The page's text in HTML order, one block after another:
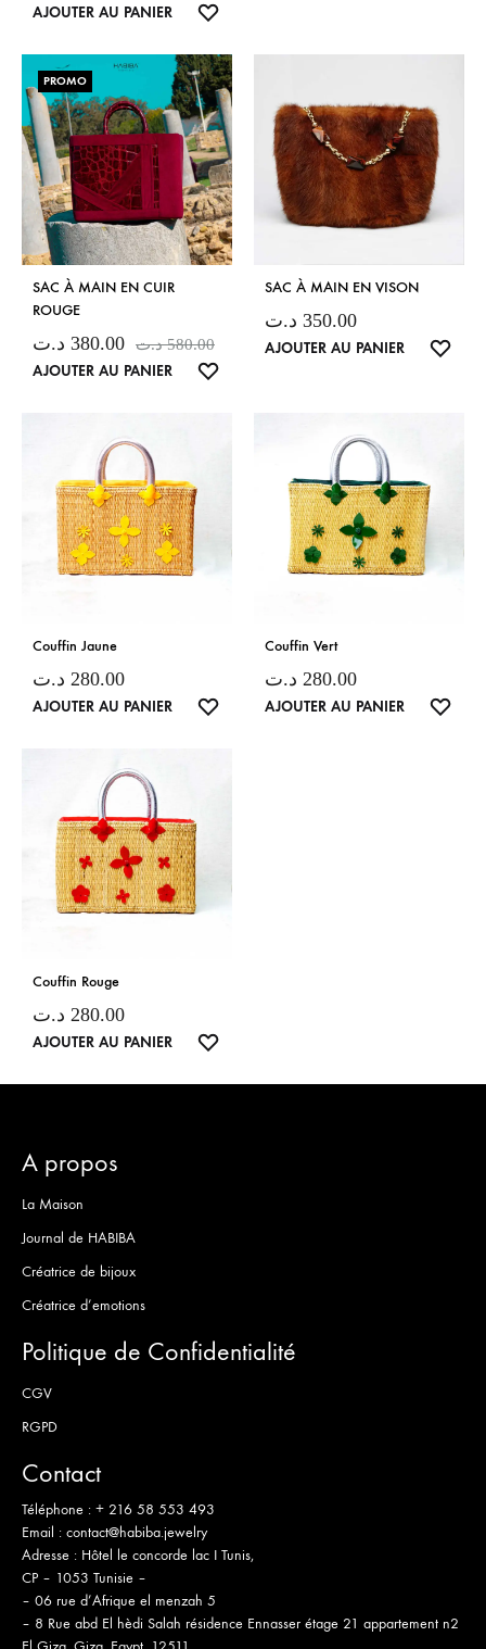
AJOUTER AU PANIER
SOUHAITS
PROMO
SAC À MAIN EN CUIR
ROUGE
380.00 د.ت 580.00 د.ت
AJOUTER AU PANIER
SAC À MAIN EN VISON
350.00 د.ت
AJOUTER AU PANIER
Couffin Jaune
280.00 د.ت
AJOUTER AU PANIER
Couffin Vert
280.00 د.ت
AJOUTER AU PANIER
Couffin Rouge
280.00 د.ت
AJOUTER AU PANIER
A propos
La Maison
Journal de HABIBA
Créatrice de bijoux
Créatrice d’emotions
Politique de Confidentialité
CGV
RGPD
Contact
Téléphone : + 216 58 553 493
Email : contact@habiba.jewelry
Adresse : Hôtel le concorde lac I Tunis,
CP – 1053 Tunisie –
– 06 rue d’Afrique el menzah 5
– 8 Rue abd El hèdi Salah résidence Ennasser étage 21 appartement n2